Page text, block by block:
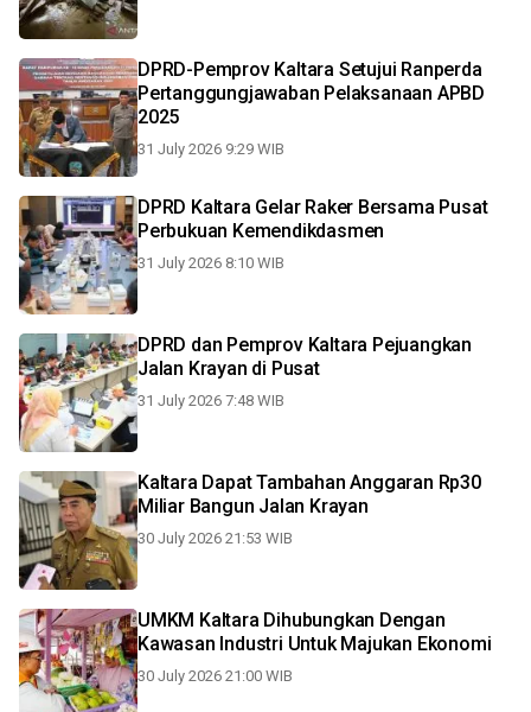
DPRD-Pemprov Kaltara Setujui Ranperda
Pertanggungjawaban Pelaksanaan APBD
2025
31 July 2026 9:29 WIB
DPRD Kaltara Gelar Raker Bersama Pusat
Perbukuan Kemendikdasmen
31 July 2026 8:10 WIB
DPRD dan Pemprov Kaltara Pejuangkan
Jalan Krayan di Pusat
31 July 2026 7:48 WIB
Kaltara Dapat Tambahan Anggaran Rp30
Miliar Bangun Jalan Krayan
30 July 2026 21:53 WIB
UMKM Kaltara Dihubungkan Dengan
Kawasan Industri Untuk Majukan Ekonomi
30 July 2026 21:00 WIB